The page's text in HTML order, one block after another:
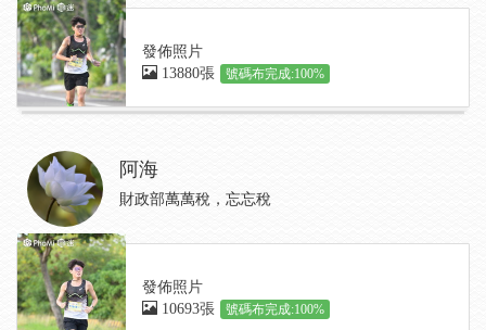
發佈照片
13880張
號碼布完成:100%
阿海
財政部萬萬稅，忘忘稅
發佈照片
10693張
號碼布完成:100%